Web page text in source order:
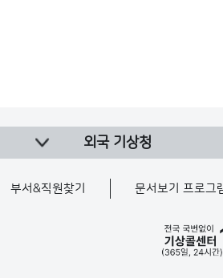
외국 기상청
부서&직원찾기 문서보기 프로그